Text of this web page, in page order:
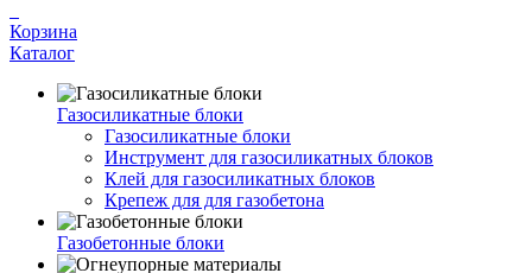
Корзина
Каталог
Газосиликатные блоки
Газосиликатные блоки
Инструмент для газосиликатных блоков
Клей для газосиликатных блоков
Крепеж для для газобетона
Газобетонные блоки